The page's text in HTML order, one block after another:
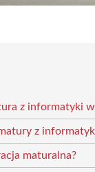
z informatyki
z
maturalna?